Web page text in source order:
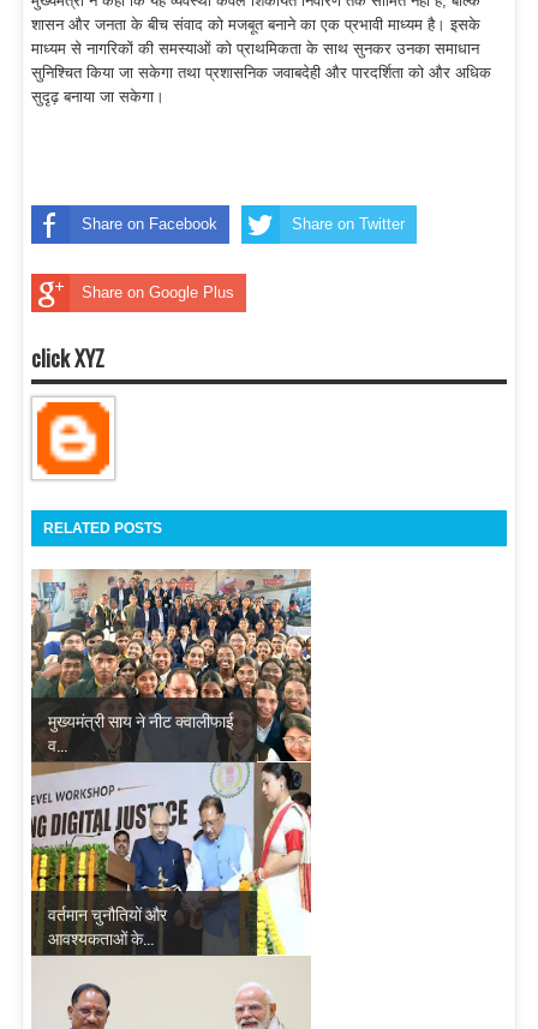
शासन और जनता के बीच संवाद को मजबूत बनाने का एक प्रभावी माध्यम है। इसके
माध्यम से नागरिकों की समस्याओं को प्राथमिकता के साथ सुनकर उनका समाधान
सुनिश्चित किया जा सकेगा तथा प्रशासनिक जवाबदेही और पारदर्शिता को और अधिक
सुदृढ़ बनाया जा सकेगा।
Share on Facebook Share on Twitter
Share on Google Plus
click XYZ
RELATED POSTS
मुख्यमंत्री साय ने नीट क्वालीफाई
व...
वर्तमान चुनौतियों और
आवश्यकताओं के...